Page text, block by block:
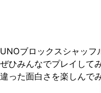
UNOブロックスシャッフ
ぜひみんなでプレイして
違った面白さを楽しんで